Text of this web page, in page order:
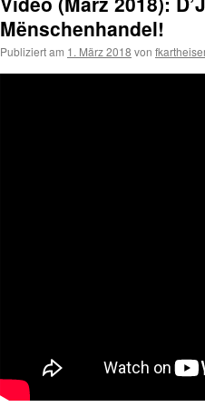
Mënschenhandel!
Publiziert am 1. März 2018 von